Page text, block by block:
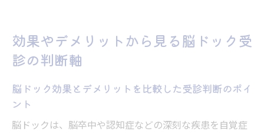
効果やデメリットから見る脳ドック受
診の判断軸
脳ドック効果とデメリットを比較した受診判断のポイ
ント
脳ドックは、脳卒中や認知症などの深刻な疾患を自覚症